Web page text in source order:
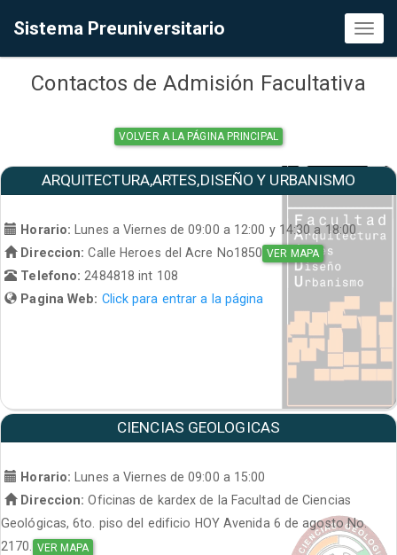
Sistema Preuniversitario
Contactos de Admisión Facultativa
VOLVER A LA PÁGINA PRINCIPAL
ARQUITECTURA,ARTES,DISEÑO Y URBANISMO
Horario:
Lunes a Viernes de 09:00 a 12:00 y 14:30 a 18:00
Direccion: Calle Heroes del Acre No1850 VER MAPA
Telefono: 2484818 int 108
Pagina Web: Click para entrar a la página
CIENCIAS GEOLOGICAS
Horario: Lunes a Viernes de 09:00 a 15:00
Direccion: Oficinas de kardex de la Facultad de Ciencias
Geológicas, 6to. piso del edificio HOY Avenida 6 de agosto No.
2170. VER MAPA